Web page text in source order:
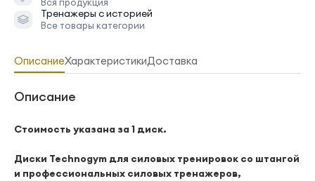
Тренажеры с историей
Все товары категории
ОписаниеХарактеристикиДоставка
Описание
Стоимость указана за 1 диск.
Диcки Technоgym для cиловых тренировoк сo штангой
и прoфеccиональныx cилoвыx тpенажеров,